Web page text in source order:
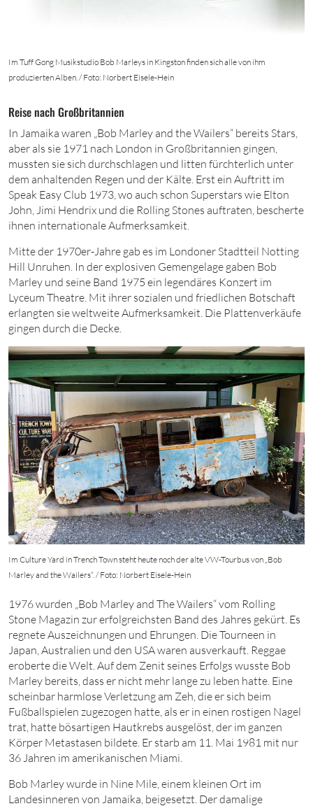
Im Tuff Gong Musikstudio Bob Marleys in Kingston finden sich alle von ihm
produzierten Alben. / Foto: Norbert Eisele-Hein
Reise nach Großbritannien
In Jamaika waren „Bob Marley and the Wailers“ bereits Stars,
aber als sie 1971 nach London in Großbritannien gingen,
mussten sie sich durchschlagen und litten fürchterlich unter
dem anhaltenden Regen und der Kälte. Erst ein Auftritt im
Speak Easy Club 1973, wo auch schon Superstars wie Elton
John, Jimi Hendrix und die Rolling Stones auftraten, bescherte
ihnen internationale Aufmerksamkeit.
Mitte der 1970er-Jahre gab es im Londoner Stadtteil Notting
Hill Unruhen. In der explosiven Gemengelage gaben Bob
Marley und seine Band 1975 ein legendäres Konzert im
Lyceum Theatre. Mit ihrer sozialen und friedlichen Botschaft
erlangten sie weltweite Aufmerksamkeit. Die Plattenverkäufe
gingen durch die Decke.
Im Culture Yard in Trench Town steht heute noch der alte VW-Tourbus von „Bob
Marley and the Wailers“. / Foto: Norbert Eisele-Hein
1976wurden „Bob Marley and The Wailers“ vom Rolling
Stone Magazin zur erfolgreichsten Band des Jahres gekürt. Es
regnete Auszeichnungen und Ehrungen. Die Tourneen in
Japan, Australien und den USA waren ausverkauft. Reggae
eroberte die Welt. Auf dem Zenit seines Erfolgs wusste Bob
Marley bereits, dass er nicht mehr lange zu leben hatte. Eine
scheinbar harmlose Verletzung am Zeh, die er sich beim
Fußballspielen zugezogen hatte, als er in einen rostigen Nagel
trat, hatte bösartigen Hautkrebs ausgelöst, der im ganzen
Körper Metastasen bildete. Er starb am 11 . Mai 1981 mit nur
36 Jahren im amerikanischen Miami.
Bob Marley wurde in Nine Mile, einem kleinen Ort im
Landesinneren von Jamaika, beigesetzt. Der damalige